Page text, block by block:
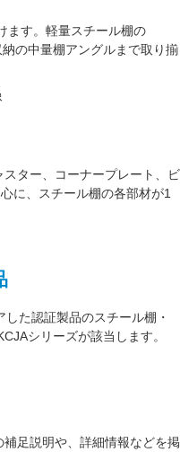
ます。軽量スチール棚の
の中量棚アングルまで取り揃
スター コーナープレート
ビ
に、スチール棚の各部材が1
た認証製品のスチール棚・
シリーズが該当します。
足説明や、詳細情報などを掲